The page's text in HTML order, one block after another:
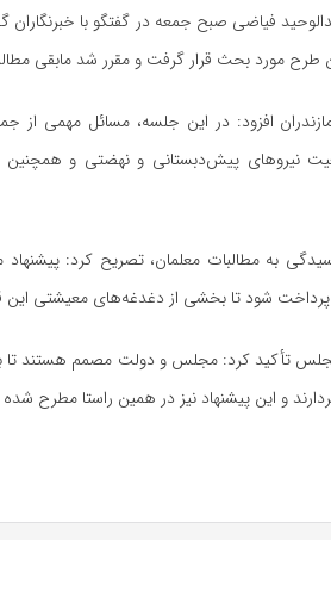
فیاضی صبح جمعه در گفتگو با
طرح مورد بحث قرار گرفت و مقرر شد مابقی
افزود: در این جلسه، مسائل مهمی از
به مطالبات معلمان، تصریح کرد:
پرداخت شود تا بخشی از دغدغه‌های معیشتی
تأکید کرد: مجلس و دولت مصمم هستند تا با
و این پیشنهاد نیز در همین راستا مطرح